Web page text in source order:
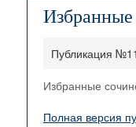
Избранные
Публикация
Избранные
Полная версия